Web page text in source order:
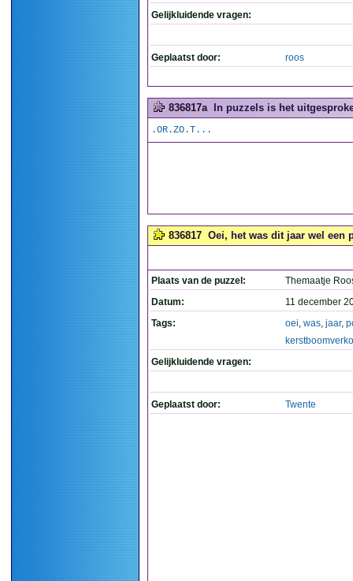
Gelijkluidende vragen:
Geplaatst door: roos
836817a In puzzels is het
.OR.ZO.T...
836817 Oei, het was dit jaar wel een
Plaats van de puzzel:
Themaatje
Datum:
11 december
Tags:
oei, was, jaar,
Gelijkluidende vragen:
Geplaatst door: Twente